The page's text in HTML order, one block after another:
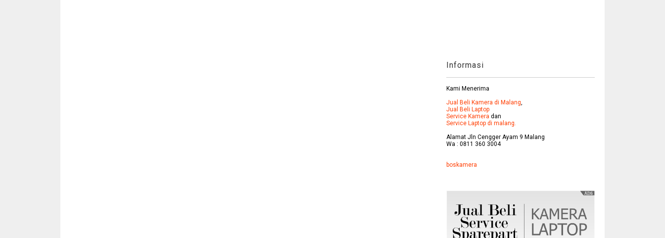
Informasi
Kami Menerima
Jual Beli Kamera di Malang
Jual Beli Laptop
Service Kamera dan
Service Laptop di malang.
Alamat Jln Cengger Ayam 9 Malang
Wa : 0811 360 3004
boskamera